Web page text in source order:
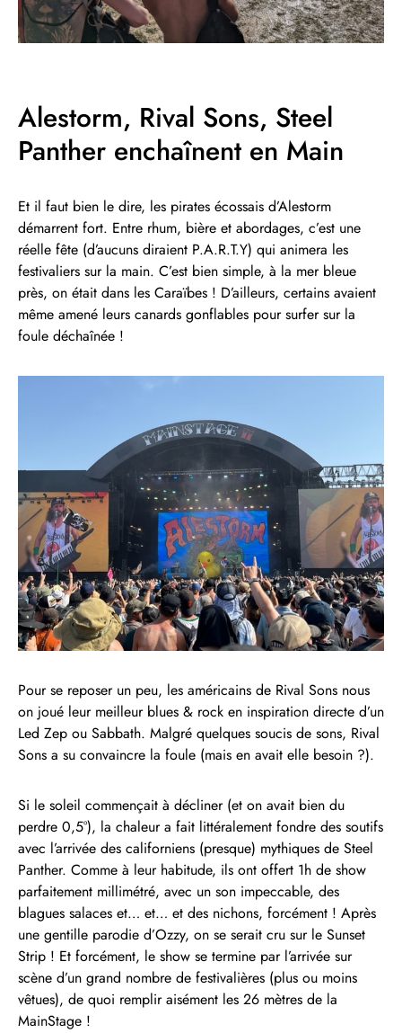
Alestorm, Rival Sons, Steel
Panther enchaînent en Main
Et il faut bien le dire, les pirates écossais d’Alestorm
démarrent fort. Entre rhum, bière et abordages, c’est une
réelle fête (d’aucuns diraient P.A.R.T.Y) qui animera les
festivaliers sur la main. C’est bien simple, à la mer bleue
près, on était dans les Caraïbes ! D’ailleurs, certains avaient
même amené leurs canards gonflables pour surfer sur la
foule déchaînée !
Pour se reposer un peu, les américains de Rival Sons nous
on joué leur meilleur blues & rock en inspiration directe d’un
Led Zep ou Sabbath. Malgré quelques soucis de sons, Rival
Sons a su convaincre la foule (mais en avait elle besoin ?).
Si le soleil commençait à décliner (et on avait bien du
perdre 0,5°), la chaleur a fait littéralement fondre des soutifs
avec l’arrivée des californiens (presque) mythiques de Steel
Panther. Comme à leur habitude, ils ont offert 1h de show
parfaitement millimétré, avec un son impeccable, des
blagues salaces et… et… et des nichons, forcément ! Après
une gentille parodie d’Ozzy, on se serait cru sur le Sunset
Strip ! Et forcément, le show se termine par l’arrivée sur
scène d’un grand nombre de festivalières (plus ou moins
vêtues), de quoi remplir aisément les 26 mètres de la
MainStage !